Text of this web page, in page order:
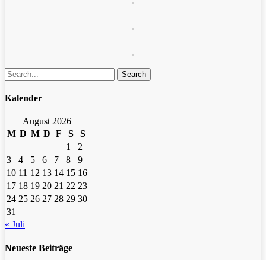
Search
Kalender
August 2026
M D M D F S
S
1
2
3
4 5 6 7 8
9
10 11 12 13 14 15 16
17 18 19 20 21 22 23
24 25 26 27 28 29 30
31
« Juli
Neueste Beiträge